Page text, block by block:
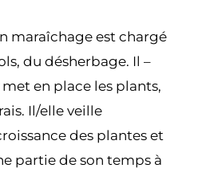
maraîchage est chargé
du désherbage. Il –
en place les plants,
Il/elle veille
des plantes et
partie de son temps à